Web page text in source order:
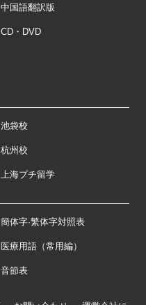
中国語翻訳版
CD・DVD
池袋校
杭州校
上海プチ留学
簡体字·繁体字対照表
医療用語（常用編）
音節表